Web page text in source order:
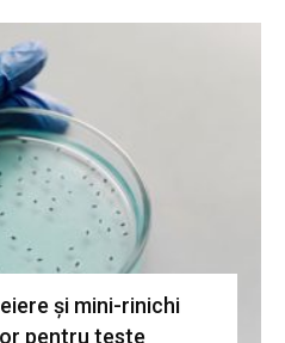
și mini-rinichi
pentru teste